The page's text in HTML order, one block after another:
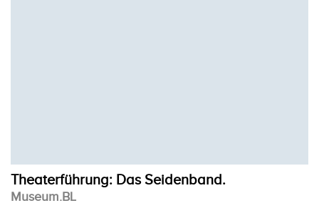
Theaterführung: Das Seidenband.
Museum.BL